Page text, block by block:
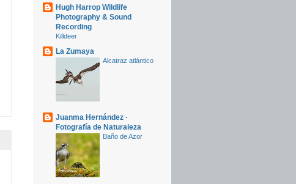
Hugh Harrop Wildlife
Photography & Sound
Recording
Killdeer
La Zumaya
Alcatraz atlántico
Juanma Hernández ·
Fotografía de Naturaleza
Baño de Azor